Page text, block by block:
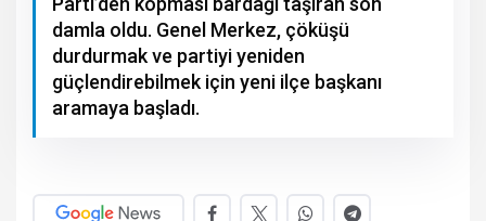
damla oldu. Genel Merkez, çöküşü
durdurmak ve partiyi yeniden
güçlendirebilmek için yeni ilçe başkanı
aramaya başladı.